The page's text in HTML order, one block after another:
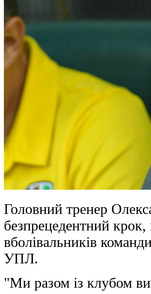
Головний тренер
безпрецедентний
вболівальників
УПЛ.
"Ми разом із клубом